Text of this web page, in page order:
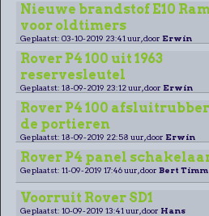
Nieuwe brandstof E10
voor oldtimers
Geplaatst: 03-10-2019 23:41 uur, door Erwin
Rover P4 100 uit 1963
reservesleutel
Geplaatst: 18-09-2019 23:12 uur, door Erwin
Rover P4 100
de portieren
Geplaatst: 18-09-2019 22:58 uur, door Erwin
Rover P4 panel
Geplaatst: 11-09-2019 17:46 uur, door Bert
Voorruit Rover SD1
Geplaatst: 10-09-2019 13:41 uur, door Hans